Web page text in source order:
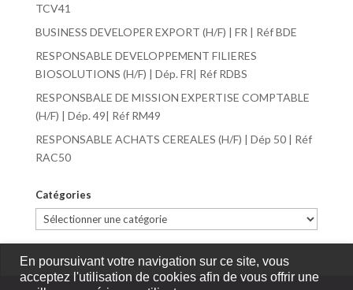
TCV41
BUSINESS DEVELOPER EXPORT (H/F) | FR | Réf BDE
RESPONSABLE DEVELOPPEMENT FILIERES
BIOSOLUTIONS (H/F) | Dép. FR| Réf RDBS
RESPONSBALE DE MISSION EXPERTISE COMPTABLE
(H/F) | Dép. 49| Réf RM49
RESPONSABLE ACHATS CEREALES (H/F) | Dép 50 | Réf
RAC50
Catégories
Catégories
En poursuivant votre navigation sur ce site, vous
acceptez l'utilisation de cookies afin de vous offrir une